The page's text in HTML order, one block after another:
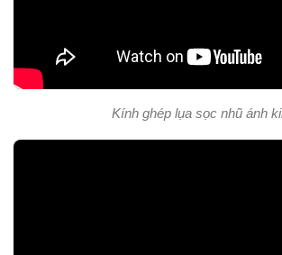
Kính ghép lụa sọc nhũ ánh